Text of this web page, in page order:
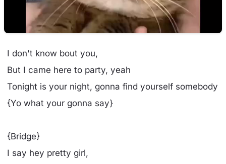
I don't know bout you,
But I came here to party, yeah
Tonight is your night, gonna find yourself somebody
{Yo what your gonna say}
{Bridge}
I say hey pretty girl,